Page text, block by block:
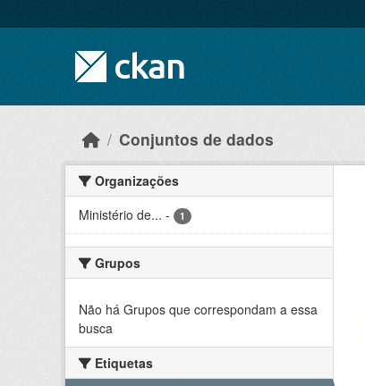
Conjuntos de dados
Organizações
Ministério de... - 1
Grupos
Não há Grupos que correspondam a essa
busca
Etiquetas